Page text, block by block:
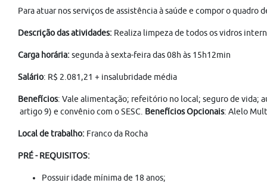
Para atuar nos serviços de assistência à saúde e compor o quadro
Descrição das atividades: Realiza limpeza de todos os vidros
Carga horária:segunda à sexta-feira das 08h às 15h12min
Salário: R$ 2.081,21 + insalubridade média
Benefícios: Vale alimentação; refeitório no local; seguro de vida;
artigo 9) e convênio com o SESC. Benefícios Opcionais: Alelo
Local de trabalho: Franco da Rocha
PRÉ - REQUISITOS:
Possuir idade mínima de 18 anos;